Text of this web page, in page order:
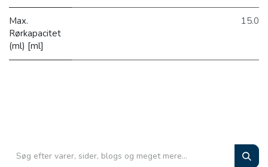
Max.
Rørkapacitet
(ml) [ml]
15.0